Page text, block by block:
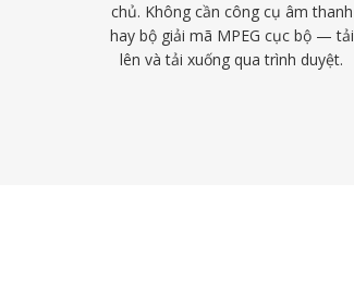
chủ. Không cần công cụ âm thanh
hay bộ giải mã MPEG cục bộ — tải
lên và tải xuống qua trình duyệt.